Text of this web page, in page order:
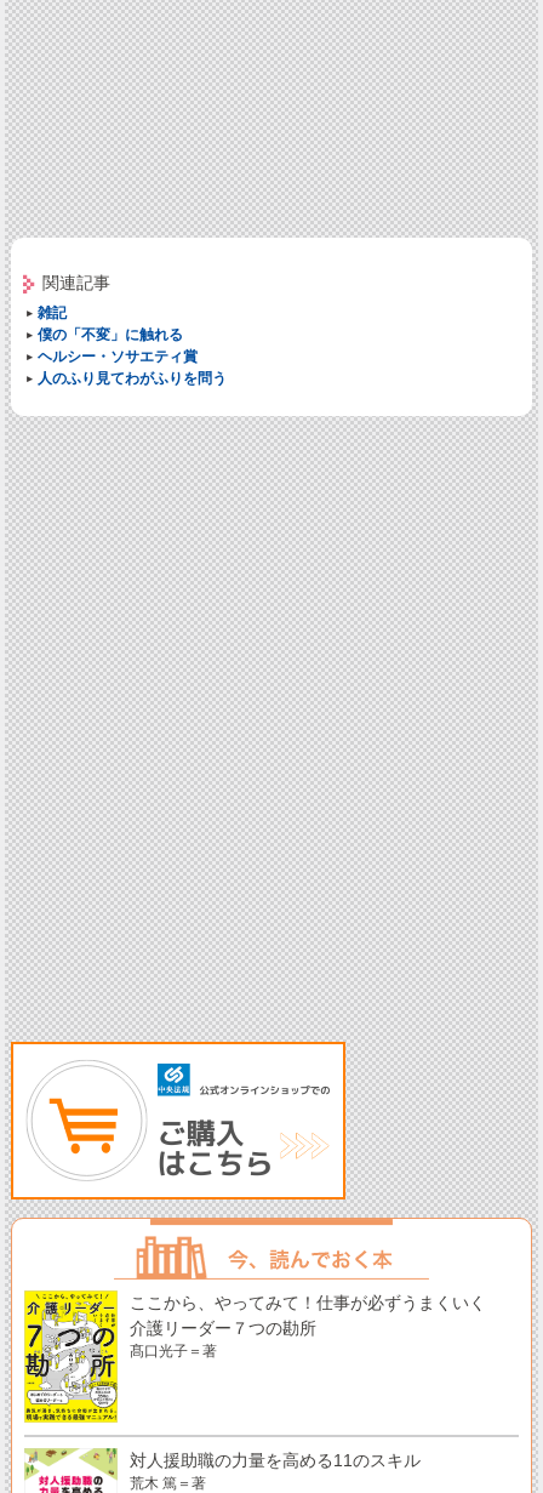
関連記事
雑記
僕の「不変」に触れる
ヘルシー・ソサエティ賞
人のふり見てわがふりを問う
ここから、やってみて！仕事が必ずうまくいく
介護リーダー７つの勘所
髙口光子＝著
対人援助職の力量を高める11のスキル
荒木 篤＝著